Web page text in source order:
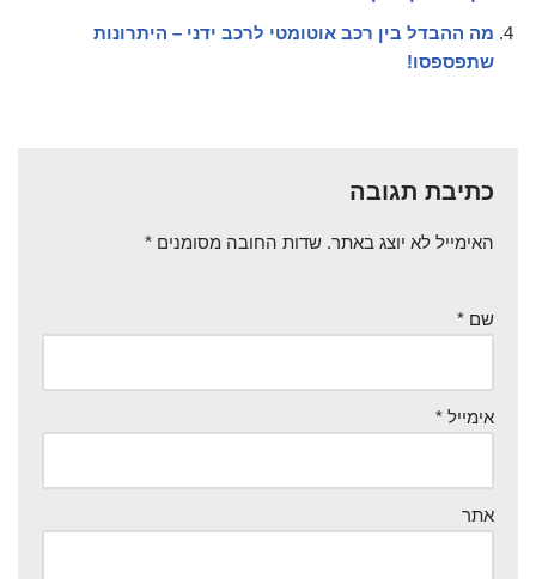
מה ההבדל בין רכב אוטומטי לרכב ידני – היתרונות
שתפספסו!
כתיבת תגובה
האימייל לא יוצג באתר. שדות החובה מסומנים *
שם *
אימייל *
אתר